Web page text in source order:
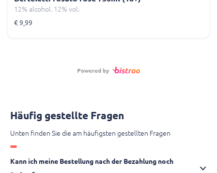
12% alcohol. 12% vol.
€ 9,99
Powered by
Häufig gestellte Fragen
Unten finden Sie die am häufigsten gestellten Fragen
Kann ich meine Bestellung nach der Bezahlung noch